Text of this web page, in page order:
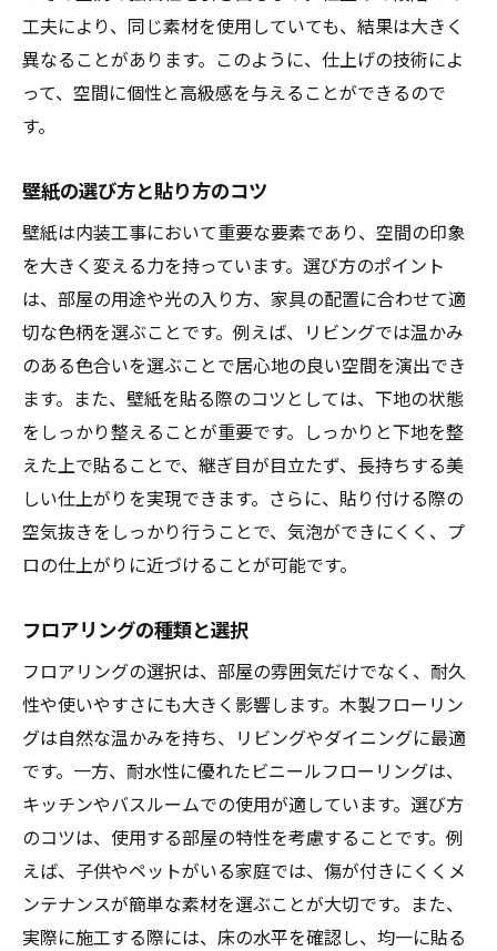
工夫により、同じ素材を使用していても、結果は大きく
異なることがあります。このように、仕上げの技術によ
って、空間に個性と高級感を与えることができるので
す。
壁紙の選び方と貼り方のコツ
壁紙は内装工事において重要な要素であり、空間の印象
を大きく変える力を持っています。選び方のポイント
は、部屋の用途や光の入り方、家具の配置に合わせて適
切な色柄を選ぶことです。例えば、リビングでは温かみ
のある色合いを選ぶことで居心地の良い空間を演出でき
ます。また、壁紙を貼る際のコツとしては、下地の状態
をしっかり整えることが重要です。しっかりと下地を整
えた上で貼ることで、継ぎ目が目立たず、長持ちする美
しい仕上がりを実現できます。さらに、貼り付ける際の
空気抜きをしっかり行うことで、気泡ができにくく、プ
ロの仕上がりに近づけることが可能です。
フロアリングの種類と選択
フロアリングの選択は、部屋の雰囲気だけでなく、耐久
性や使いやすさにも大きく影響します。木製フローリン
グは自然な温かみを持ち、リビングやダイニングに最適
です。一方、耐水性に優れたビニールフローリングは、
キッチンやバスルームでの使用が適しています。選び方
のコツは、使用する部屋の特性を考慮することです。例
えば、子供やペットがいる家庭では、傷が付きにくくメ
ンテナンスが簡単な素材を選ぶことが大切です。また、
実際に施工する際には、床の水平を確認し、均一に貼る